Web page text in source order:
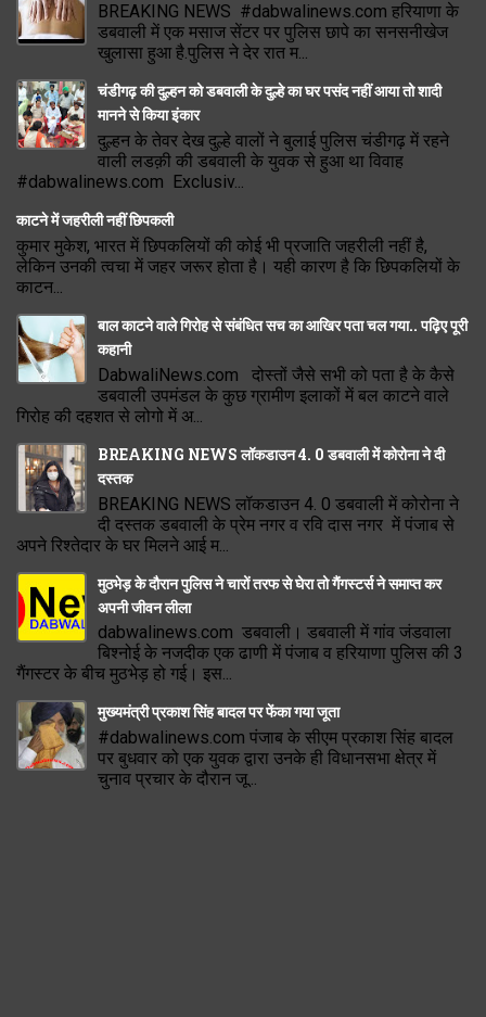
BREAKING NEWS #dabwalinews.com हरियाणा के
डबवाली में एक मसाज सेंटर पर पुलिस छापे का सनसनीखेज
खुलासा हुआ है.पुलिस ने देर रात म...
चंडीगढ़ की दुल्हन को डबवाली के दुल्हे का घर पसंद नहीं आया तो शादी
मानने से किया इंकार
दुल्हन के तेवर देख दुल्हे वालों ने बुलाई पुलिस चंडीगढ़ में रहने
वाली लडक़ी की डबवाली के युवक से हुआ था विवाह
#dabwalinews.com Exclusiv...
काटने में जहरीली नहीं छिपकली
कुमार मुकेश, भारत में छिपकलियों की कोई भी प्रजाति जहरीली नहीं है,
लेकिन उनकी त्वचा में जहर जरूर होता है। यही कारण है कि छिपकलियों के
काटन...
बाल काटने वाले गिरोह से संबंधित सच का आखिर पता चल गया.. पढ़िए पूरी
कहानी
DabwaliNews.com दोस्तों जैसे सभी को पता है के कैसे
डबवाली उपमंडल के कुछ ग्रामीण इलाकों में बल काटने वाले
गिरोह की दहशत से लोगो में अ...
BREAKING NEWS लॉकडाउन 4. 0 डबवाली में कोरोना ने दी
दस्तक
BREAKING NEWS लॉकडाउन 4. 0 डबवाली में कोरोना ने
दी दस्तक डबवाली के प्रेम नगर व रवि दास नगर में पंजाब से
अपने रिश्तेदार के घर मिलने आई म...
मुठभेड़ के दौरान पुलिस ने चारों तरफ से घेरा तो गैंगस्टर्स ने समाप्त कर
अपनी जीवन लीला
dabwalinews.com डबवाली। डबवाली में गांव जंडवाला
बिश्नोई के नजदीक एक ढाणी में पंजाब व हरियाणा पुलिस की 3
गैंगस्टर के बीच मुठभेड़ हो गई। इस...
मुख्यमंत्री प्रकाश सिंह बादल पर फेंका गया जूता
#dabwalinews.com पंजाब के सीएम प्रकाश सिंह बादल
पर बुधवार को एक युवक द्वारा उनके ही विधानसभा क्षेत्र में
चुनाव प्रचार के दौरान जू...